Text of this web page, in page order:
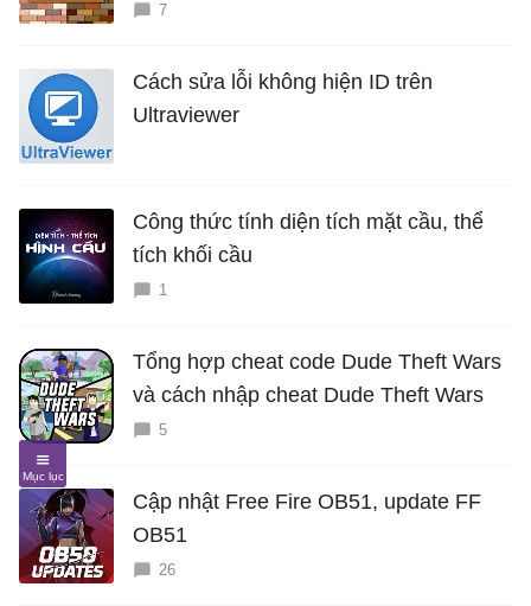
7
Cách sửa lỗi không hiện ID trên
Ultraviewer
Công thức tính diện tích mặt cầu, thể
tích khối cầu
1
Tổng hợp cheat code Dude Theft Wars
và cách nhập cheat Dude Theft Wars
5
Cập nhật Free Fire OB51, update FF
OB51
26